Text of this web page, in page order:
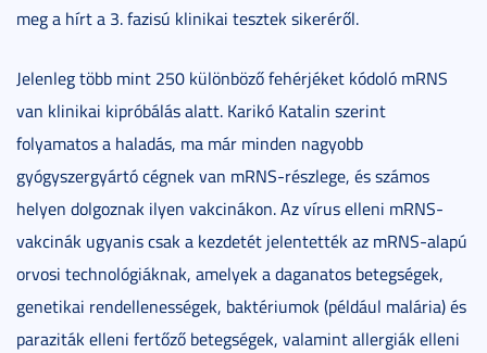
meg a hírt a 3. fazisú klinikai tesztek sikeréről.
Jelenleg több mint 250 különböző fehérjéket kódoló mRNS
van klinikai kipróbálás alatt. Karikó Katalin szerint
folyamatos a haladás, ma már minden nagyobb
gyógyszergyártó cégnek van mRNS-részlege, és számos
helyen dolgoznak ilyen vakcinákon. Az vírus elleni mRNS-
vakcinák ugyanis csak a kezdetét jelentették az mRNS-alapú
orvosi technológiáknak, amelyek a daganatos betegségek,
genetikai rendellenességek, baktériumok (például malária) és
paraziták elleni fertőző betegségek, valamint allergiák elleni